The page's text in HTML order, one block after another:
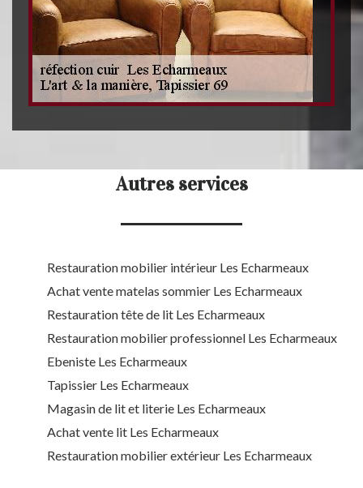
Autres services
Restauration mobilier intérieur Les Echarmeaux
Achat vente matelas sommier Les Echarmeaux
Restauration tête de lit Les Echarmeaux
Restauration mobilier professionnel Les Echarmeaux
Ebeniste Les Echarmeaux
Tapissier Les Echarmeaux
Magasin de lit et literie Les Echarmeaux
Achat vente lit Les Echarmeaux
Restauration mobilier extérieur Les Echarmeaux